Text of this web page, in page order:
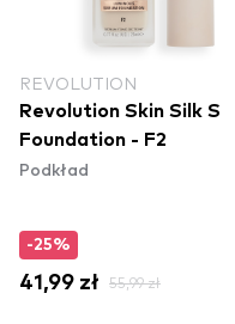
REVOLUTION
Revolution Skin Silk
Foundation - F2
Podkład
-25%
41,99 zł 55,99 zł